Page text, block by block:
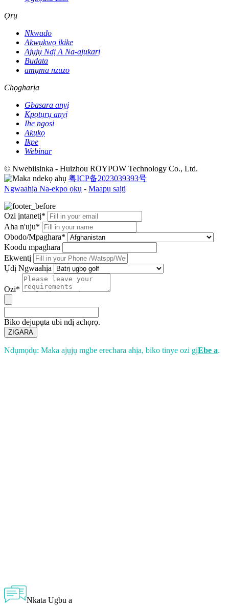
Ọrụ
Nkwado
Akwụkwọ ikike
Ajụjụ Ndị A Na-ajụkarị
Budata
amụma nzuzo
Chọgharịa
Gbasara anyị
Kpọtụrụ anyị
Ihe ngosi
Akụkọ
Ikpe
Webinar
© Nwebiisinka - Huizhou ROYPOW Technology Co., Ltd.
粤ICP备2023039393号
Ngwaahịa Na-ekpo ọkụ - Maapụ saịtị
Ozi ịntanetị*
Aha n'uju*
Obodo/Mpaghara*
Koodu mpaghara
Ekwentị
Ụdị Ngwaahịa
Ozi*
Biko dejupụta ubi ndị achọrọ.
ZIGARA
Ndụmọdụ: Maka ajụjụ mgbe erechara ahịa, biko tinye ozi gịEbe a.
Nkata Ugbu a